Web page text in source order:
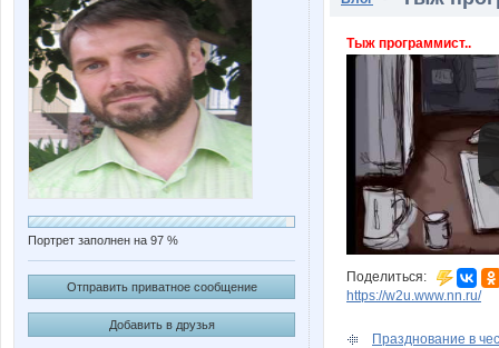
Портрет заполнен на 97 %
Отправить приватное сообщение
Добавить в друзья
Тыж программист..
Поделиться:
https://w2u.www.nn.ru/
Празднование в